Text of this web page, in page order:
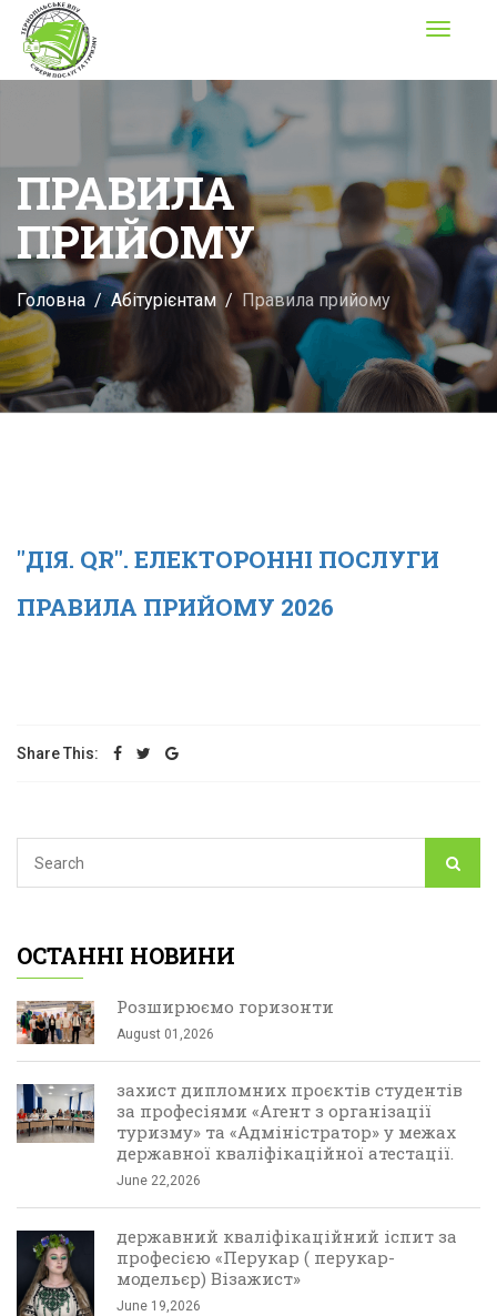
Toggle
ПРАВИЛА
ПРИЙОМУ
Головна Абітурієнтам Правила прийому
"ДІЯ. QR". ЕЛЕКТОРОННІ ПОСЛУГИ
ПРАВИЛА ПРИЙОМУ 2026
Share This:
ОСТАННІ НОВИНИ
Розширюємо горизонти
August 01,2026
захист дипломних проєктів студентів
за професіями «Агент з організації
туризму» та «Адміністратор» у межах
державної кваліфікаційної атестації.
June 22,2026
державний кваліфікаційний іспит за
професією «Перукар ( перукар-
модельєр) Візажист»
June 19,2026